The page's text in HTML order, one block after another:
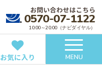
お問い合わせはこちら
0570-07-1122
10:00～20:00（ナビダイヤル）
お気に入り MENU